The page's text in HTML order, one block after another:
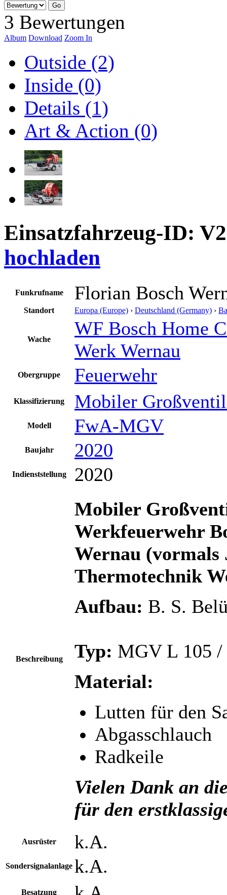
3 Bewertungen
Album Download Zoom In
Outside (2)
Inside (0)
Details (1)
Art & Action (0)
Einsatzfahrzeug-ID:
hochladen
Funkrufname Florian Bosch
Standort Europa (Europe) › Deutschland (Germany) ›
Wache
WF Bosch Home
Werk Wernau
Obergruppe Feuerwehr
Klassifizierung Mobiler
Modell FwA-MGV
Baujahr 2020
Indienststellung 2020
Beschreibung
Mobiler
Werkfeuerwehr
Wernau (vormals
Thermotechnik
Aufbau: B. S.
Typ: MGV L 105
Material:
Lutten für den
Abgasschlauch
Radkeile
Vielen Dank an
für den
Ausrüster k.A.
Sondersignalanlage k.A.
Besatzung